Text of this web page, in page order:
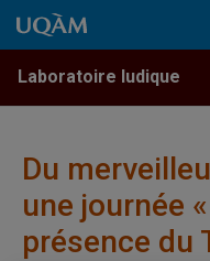
Passer au contenu
Accéder au menu principal
Accéder à la recherche
Passer au contenu
Accéder au menu principal
Laboratoire ludique
Du
une journée
présence du